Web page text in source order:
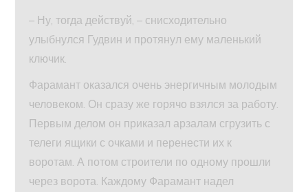
– Ну, тогда действуй, – снисходительно
улыбнулся Гудвин и протянул ему маленький
ключик.
Фарамант оказался очень энергичным молодым
человеком. Он сразу же горячо взялся за работу.
Первым делом он приказал арзалам сгрузить с
телеги ящики с очками и перенести их к
воротам. А потом строители по одному прошли
через ворота. Каждому Фарамант надел